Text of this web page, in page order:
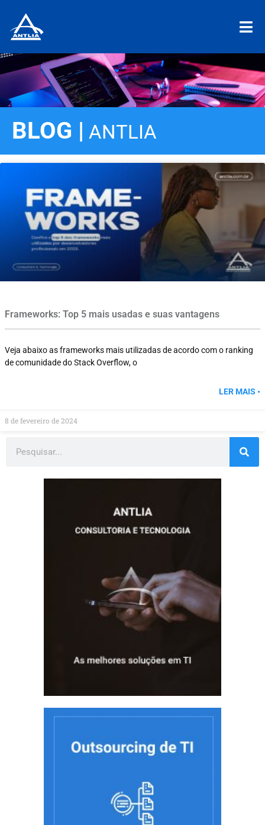
BLOG | ANTLIA
Frameworks: Top 5 mais usadas e suas vantagens
Veja abaixo as frameworks mais utilizadas de acordo com o ranking
de comunidade do Stack Overflow, o
LER MAIS •
8 de fevereiro de 2024